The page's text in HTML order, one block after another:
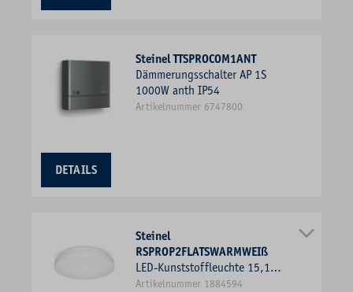
Steinel TTSPROCOM1ANT
Dämmerungsschalter AP 1S
1000W anth IP54
Artikelnummer 6747800
DETAILS
Steinel
RSPROP2FLATSWARMWEIß
LED-Kunststoffleuchte 15,1W
3000K 1608lm ws Konv IP54
Artikelnummer 1884594